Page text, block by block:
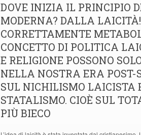
DOVE INIZIA IL PRINCIPIO
MODERNA? DALLA
CORRETTAMENTE
CONCETTO DI POLITICA
E RELIGIONE POSSONO
NELLA NOSTRA ERA POST-
SUL NICHILISMO LAICISTA
STATALISMO. CIOÈ SUL
PIÙ BIECO